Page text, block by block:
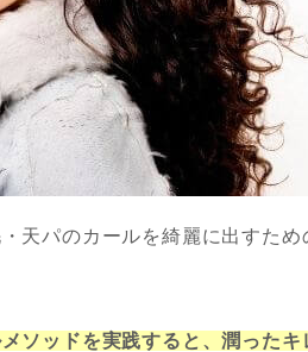
天パのカールを綺麗に出すため
ソッドを実践すると、潤った